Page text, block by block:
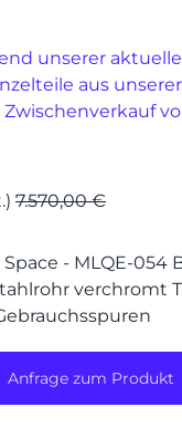
unserer
aus
7.570,00 €
- MLQE-054
verchromt
Anfrage zum Produkt